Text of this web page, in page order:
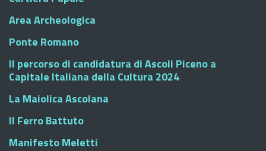
Area Archeologica
Ponte Romano
Il percorso di candidatura di Ascoli Piceno a
Capitale Italiana della Cultura 2024
La Maiolica Ascolana
Il Ferro Battuto
Manifesto Meletti